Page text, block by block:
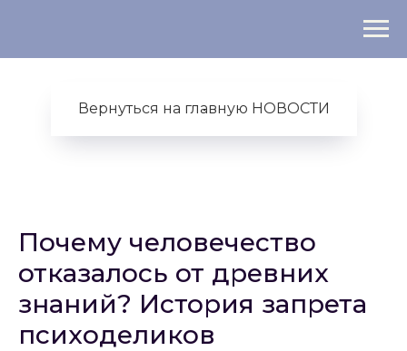
Вернуться на главную НОВОСТИ
Почему человечество
отказалось от древних
знаний? История запрета
психоделиков